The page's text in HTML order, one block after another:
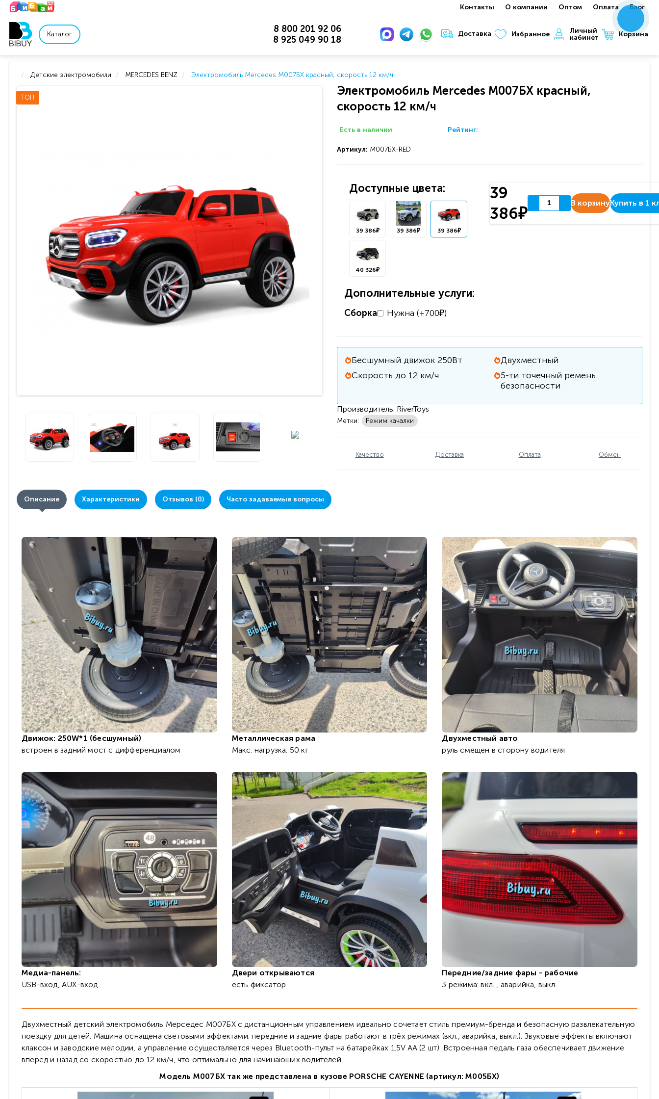
Контакты О компании Оптом Оплата Блог
Каталог
8 800 201 92 06
8 925 049 90 18
Доставка Избранное
Личный
кабинет
Корзина
Детские электромобили MERCEDES BENZ Электромобиль Mercedes М007БХ красный, скорость 12 км/ч
ТОП
Электромобиль Mercedes М007БХ красный,
скорость 12 км/ч
Есть в наличии Рейтинг:
Артикул: М007БХ-RED
Доступные цвета:
39 386₽ 39 386₽ 39 386₽
40 326₽
Дополнительные услуги:
Сборка Нужна (+700₽)
39
386₽
В корзинуКупить в 1
Бесшумный движок 250Вт
Скорость до 12 км/ч
Двухместный
5-ти точечный ремень
безопасности
Производитель: RiverToys
Метки: Режим качалки
Качество Доставка Оплата Обмен
Описание Характеристики Отзывов (0) Часто задаваемые вопросы
Движок: 250W*1 (бесшумный)
встроен в задний мост с дифференциалом
Металлическая рама
Макс. нагрузка: 50 кг
Двухместный авто
руль смещен в сторону водителя
Медиа-панель:
USB-вход, AUX-вход
Двери открываются
есть фиксатор
Передние/задние фары - рабочие
3 режима: вкл. , аварийка, выкл.
Двухместный детский электромобиль Мерседес М007БХ с дистанционным управлением идеально сочетает стиль премиум-бренда и безопасную развлекательную
поездку для детей. Машина оснащена световыми эффектами: передние и задние фары работают в трёх режимах (вкл., аварийка, выкл.). Звуковые эффекты включают
клаксон и заводские мелодии, а управление осуществляется через Bluetooth-пульт на батарейках 1.5V AA (2 шт). Встроенная педаль газа обеспечивает движение
вперёд и назад со скоростью до 12 км/ч, что оптимально для начинающих водителей.
Модель М007БХ так же представлена в кузове PORSCHE CAYENNE (артикул: М005БХ)
xxx